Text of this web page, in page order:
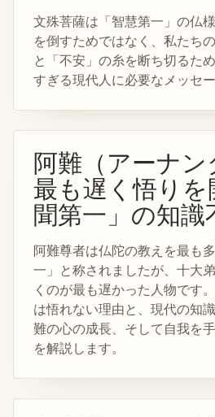
文殊菩薩は「智慧第一」の仏
を倒すためではなく、私たち
と「不安」の糸を断ち切るた
すぎる現代人に必要なメッセ
阿難（アーナン
最も遅く悟りを
聞第一」の知識
阿難尊者は仏陀の教えを最も
一」と称されましたが、十大
くのが最も遅かった人物です
は悟れない理由と、現代の知
難の心の成長、そして自我を
を解説します。